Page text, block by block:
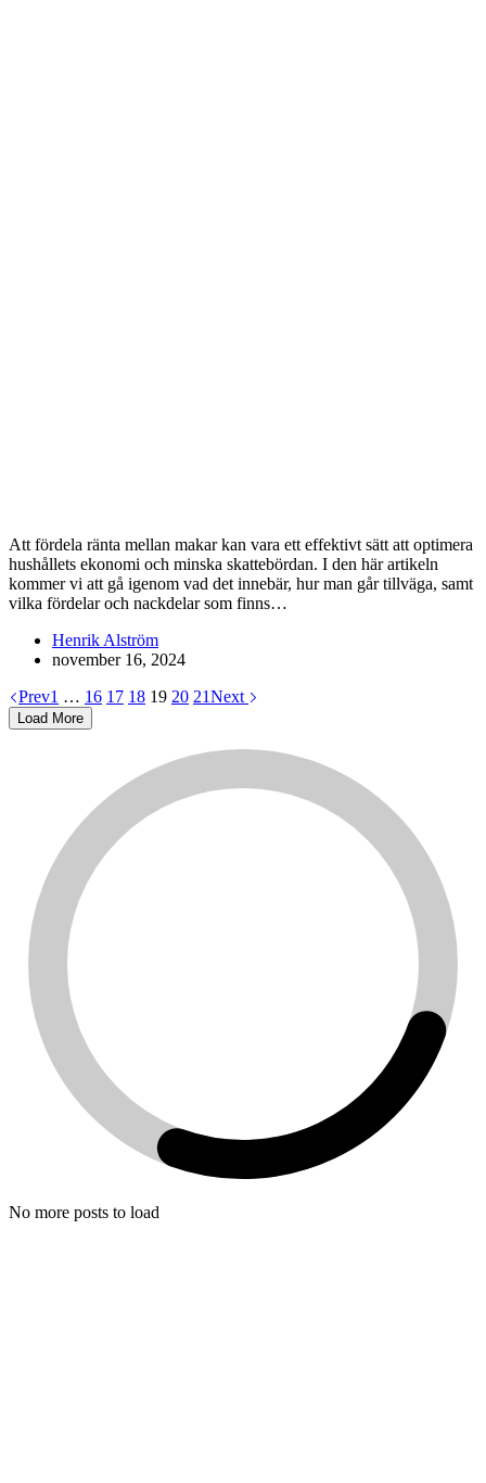
Att fördela ränta mellan makar kan vara ett effektivt sätt att optimera
hushållets ekonomi och minska skattebördan. I den här artikeln
kommer vi att gå igenom vad det innebär, hur man går tillväga, samt
vilka fördelar och nackdelar som finns…
Henrik Alström
november 16, 2024
Prev1 … 16 17 18 19 20 21Next
Load More
No more posts to load